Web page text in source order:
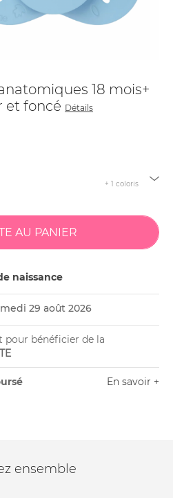
18 mois+
et foncé Détails
+ 1 coloris
naissance
29 août 2026
pour bénéficier de la
En savoir +
ensemble